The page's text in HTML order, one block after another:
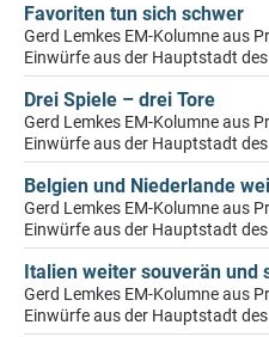
Favoriten tun sich schwer
Gerd Lemkes EM-Kolumne aus
Einwürfe aus der Hauptstadt
Drei Spiele – drei Tore
Gerd Lemkes EM-Kolumne aus
Einwürfe aus der Hauptstadt
Belgien und Niederlande
Gerd Lemkes EM-Kolumne aus
Einwürfe aus der Hauptstadt
Italien weiter souverän und
Gerd Lemkes EM-Kolumne aus
Einwürfe aus der Hauptstadt